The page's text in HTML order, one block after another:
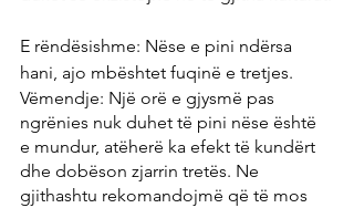
E rëndësishme: Nëse e pini ndërsa
hani, ajo mbështet fuqinë e tretjes.
Vëmendje: Një orë e gjysmë pas
ngrënies nuk duhet të pini nëse është
e mundur, atëherë ka efekt të kundërt
dhe dobëson zjarrin tretës. Ne
gjithashtu rekomandojmë që të mos